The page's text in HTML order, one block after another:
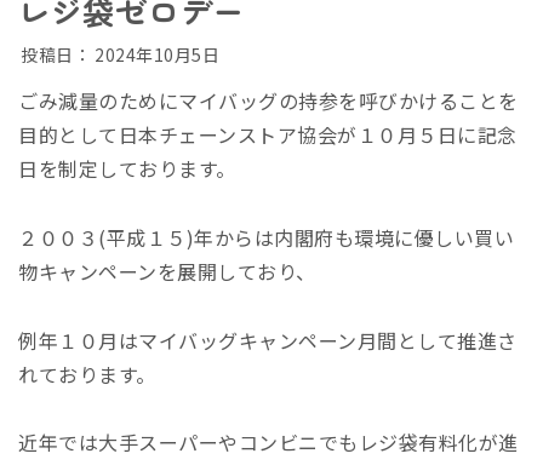
レジ袋ゼロデー
投稿日： 2024年10月5日
ごみ減量のためにマイバッグの持参を呼びかけることを
目的として日本チェーンストア協会が１０月５日に記念
日を制定しております。
２００３(平成１５)年からは内閣府も環境に優しい買い
物キャンペーンを展開しており、
例年１０月はマイバッグキャンペーン月間として推進さ
れております。
近年では大手スーパーやコンビニでもレジ袋有料化が進